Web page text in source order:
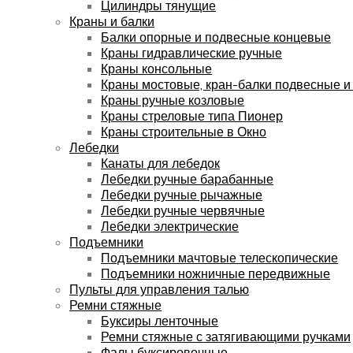
Цилиндры тянущие
Краны и балки
Балки опорные и подвесные концевые
Краны гидравлические ручные
Краны консольные
Краны мостовые, кран-балки подвесные
Краны ручные козловые
Краны стреловые типа Пионер
Краны строительные в Окно
Лебедки
Канаты для лебедок
Лебедки ручные барабанные
Лебедки ручные рычажные
Лебедки ручные червячные
Лебедки электрические
Подъемники
Подъемники мачтовые телескопические
Подъемники ножничные передвижные
Пульты для управления талью
Ремни стяжные
Буксиры ленточные
Ремни стяжные с затягивающими ручками